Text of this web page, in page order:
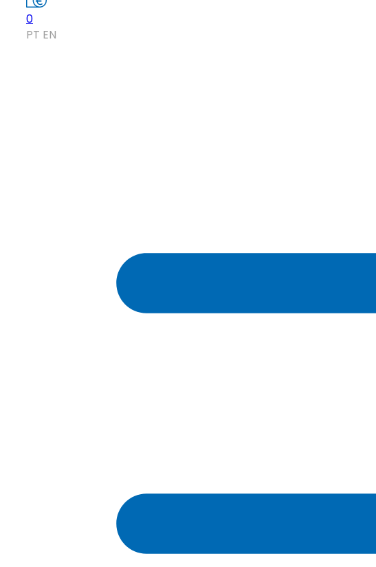
0
PT EN